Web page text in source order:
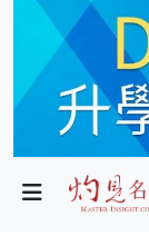
政局